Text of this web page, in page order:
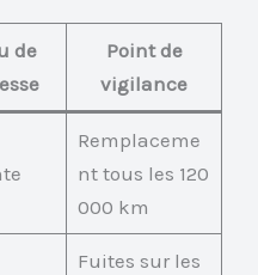
de
Point de
vigilance
Remplaceme
nt tous les 120
000 km
Fuites sur les